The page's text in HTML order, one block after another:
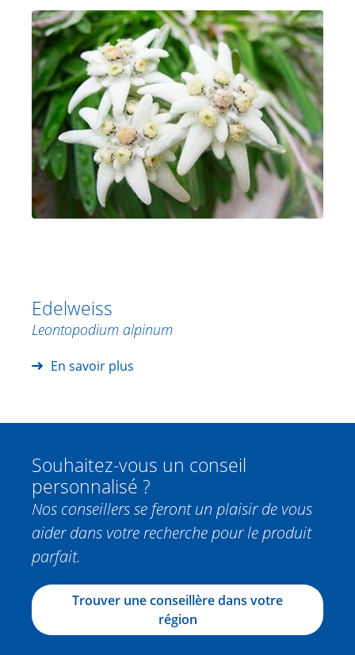
Edelweiss
Leontopodium alpinum
En savoir plus
Souhaitez-vous un conseil
personnalisé ?
Nos conseillers se feront un plaisir de vous
aider dans votre recherche pour le produit
parfait.
Trouver une conseillère dans votre
région